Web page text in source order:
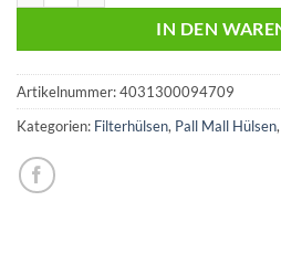
IN DEN
Artikelnummer:4031300094709
Kategorien: Filterhülsen, Pall Mall Hülsen,